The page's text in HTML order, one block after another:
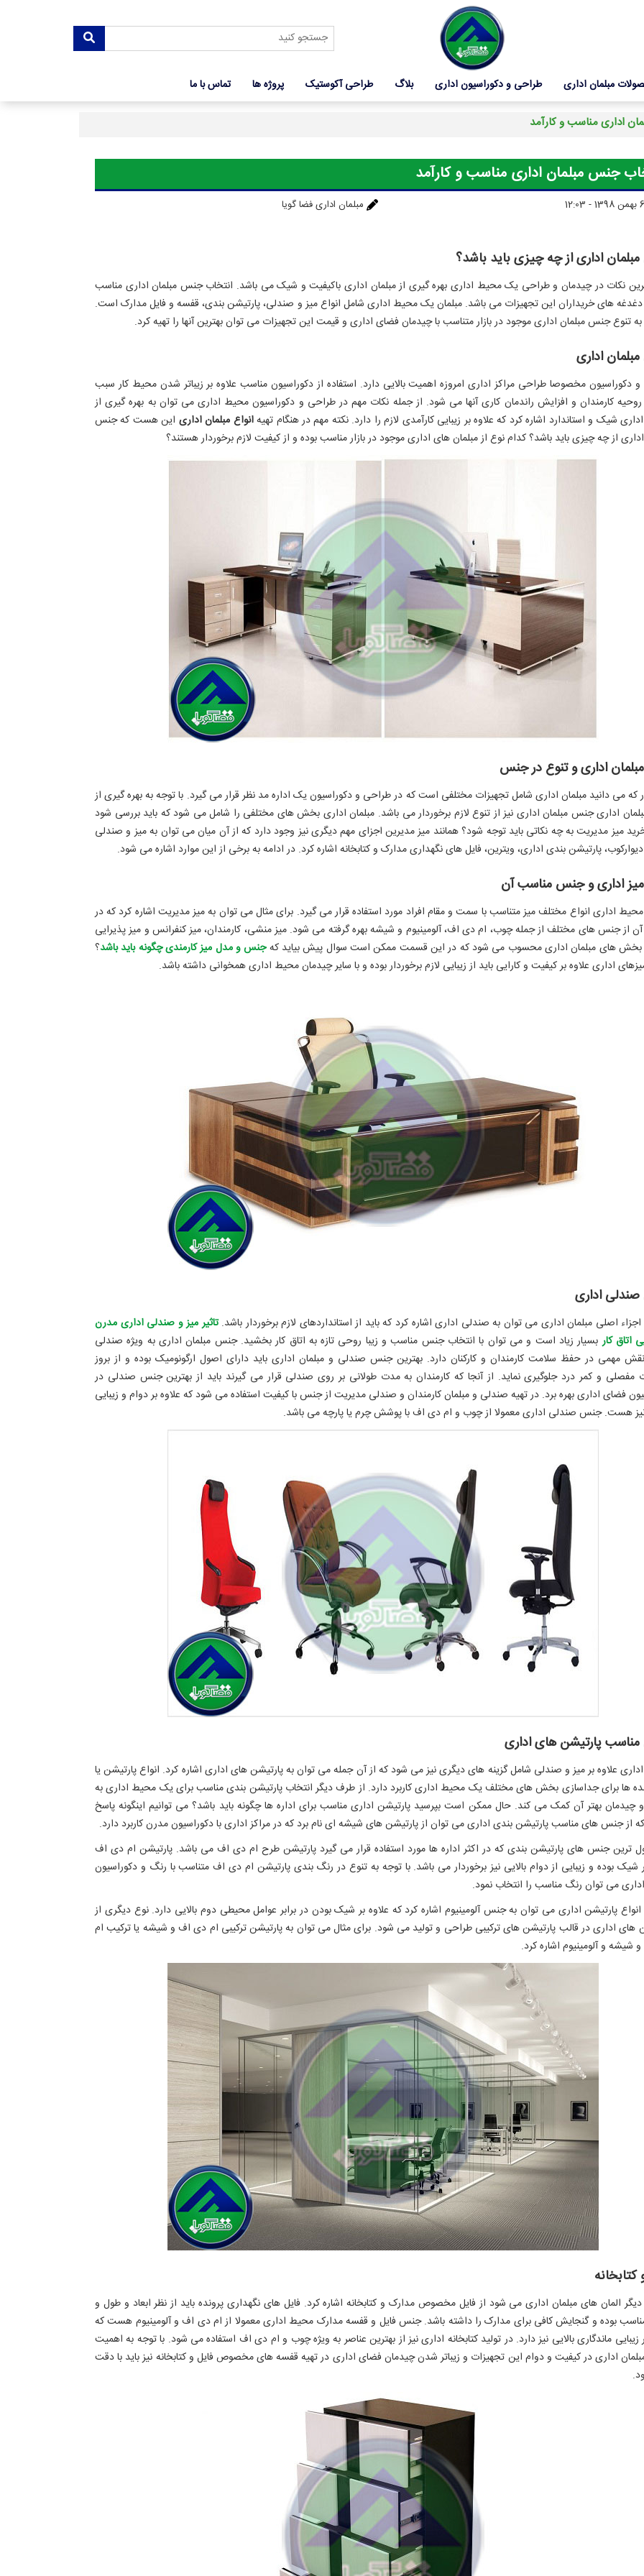
مبلمان اداری طراحی و دکوراسیون اداری بلاگ طراحی آکوستیک پروژه ها تماس با ما
اداری مناسب و کارآمد
جنس مبلمان اداری مناسب و کارآمد
مبلمان اداری فضا گویا
اداری از چه چیزی باید باشد؟
نکات در چیدمان و طراحی یک محیط اداری بهره گیری از مبلمان اداری باکیفیت و شیک می باشد. انتخاب جنس مبلمان اداری مناسب
های خریداران این تجهیزات می باشد. مبلمان یک محیط اداری شامل انواع میز و صندلی، پارتیشن بندی، قفسه و فایل مدارک است.
به تنوع جنس مبلمان اداری موجود در بازار متناسب با چیدمان فضای اداری و قیمت این تجهیزات می توان بهترین آنها را تهیه کرد.
اداری
دکوراسیون مخصوصا طراحی مراکز اداری امروزه اهمیت بالایی دارد. استفاده از دکوراسیون مناسب علاوه بر زیباتر شدن محیط کار سبب
کارمندان و افزایش راندمان کاری آنها می شود. از جمله نکات مهم در طراحی و دکوراسیون محیط اداری می توان به بهره گیری از
شیک و استاندارد اشاره کرد که علاوه بر زیبایی کارآمدی لازم را دارد. نکته مهم در هنگام تهیهانواع مبلمان اداری این هست که جنس
از چه چیزی باید باشد؟ کدام نوع از مبلمان های اداری موجود در بازار مناسب بوده و از کیفیت لازم برخوردار هستند؟
مبلمان اداری و تنوع در جنس
که می دانید مبلمان اداری شامل تجهیزات مختلفی است که در طراحی و دکوراسیون یک اداره مد نظر قرار می گیرد. با توجه به بهره گیری از
اداری جنس مبلمان اداری نیز از تنوع لازم برخوردار می باشد. مبلمان اداری بخش های مختلفی را شامل می شود که باید بررسی شود
میز مدیریت به چه نکاتی باید توجه شود؟ همانند میز مدیرین اجزای مهم دیگری نیز وجود دارد که از آن میان می توان به میز و صندلی
پارتیشن بندی اداری، ویترین، فایل های نگهداری مدارک و کتابخانه اشاره کرد. در ادامه به برخی از این موارد اشاره می شود.
میز اداری و جنس مناسب آن
اداری انواع مختلف میز متناسب با سمت و مقام افراد مورد استفاده قرار می گیرد. برای مثال می توان به میز مدیریت اشاره کرد که در
از جنس های مختلف از جمله چوب، ام دی اف، آلومینیوم و شیشه بهره گرفته می شود. میز منشی، کارمندان، میز کنفرانس و میز پذیرایی
بخش های مبلمان اداری محسوب می شود که در این قسمت ممکن است سوال پیش بیاید کهجنس و مدل میز کارمندی چگونه باید باشد؟
اداری علاوه بر کیفیت و کارایی باید از زیبایی لازم برخوردار بوده و با سایر چیدمان محیط اداری همخوانی داشته باشد.
اداری
اجزاء اصلی مبلمان اداری می توان به صندلی اداری اشاره کرد که باید از استانداردهای لازم برخوردار باشد.تاثیر میز و صندلی اداری مدرن
اتاق کاربسیار زیاد است و می توان با انتخاب جنس مناسب و زیبا روحی تازه به اتاق کار بخشید. جنس مبلمان اداری به ویژه صندلی
مهمی در حفظ سلامت کارمندان و کارکنان دارد. بهترین جنس صندلی و مبلمان اداری باید دارای اصول ارگونومیک بوده و از بروز
مفصلی و کمر درد جلوگیری نماید. از آنجا که کارمندان به مدت طولانی بر روی صندلی قرار می گیرند باید از بهترین جنس صندلی در
فضای اداری بهره برد. در تهیه صندلی و مبلمان کارمندان و صندلی مدیریت از جنس با کیفیت استفاده می شود که علاوه بر دوام و زیبایی
هست. جنس صندلی اداری معمولا از چوب و ام دی اف با پوشش چرم یا پارچه می باشد.
پارتیشن های اداری
علاوه بر میز و صندلی شامل گزینه های دیگری نیز می شود که از آن جمله می توان به پارتیشن های اداری اشاره کرد. انواع پارتیشن یا
ها برای جداسازی بخش های مختلف یک محیط اداری کاربرد دارد. از طرف دیگر انتخاب پارتیشن بندی مناسب برای یک محیط اداری به
و چیدمان بهتر آن کمک می کند. حال ممکن است بپرسید پارتیشن اداری مناسب برای اداره ها چگونه باید باشد؟ می توانیم اینگونه پاسخ
از جنس های مناسب پارتیشن بندی اداری می توان از پارتیشن های شیشه ای نام برد که در مراکز اداری با دکوراسیون مدرن کاربرد دارد.
ترین جنس های پارتیشن بندی که در اکثر اداره ها مورد استفاده قرار می گیرد پارتیشن طرح ام دی اف می باشد. پارتیشن ام دی اف
شیک بوده و زیبایی از دوام بالایی نیز برخوردار می باشد. با توجه به تنوع در رنگ بندی پارتیشن ام دی اف متناسب با رنگ و دکوراسیون
می توان رنگ مناسب را انتخاب نمود.
انواع پارتیشن اداری می توان به جنس آلومینیوم اشاره کرد که علاوه بر شیک بودن در برابر عوامل محیطی دوم بالایی دارد. نوع دیگری از
های اداری در قالب پارتیشن های ترکیبی طراحی و تولید می شود. برای مثال می توان به پارتیشن ترکیبی ام دی اف و شیشه یا ترکیب ام
شیشه و آلومینیوم اشاره کرد.
کتابخانه
المان های مبلمان اداری می شود از فایل مخصوص مدارک و کتابخانه اشاره کرد. فایل های نگهداری پرونده باید از نظر ابعاد و طول و
بوده و گنجایش کافی برای مدارک را داشته باشد. جنس فایل و قفسه مدارک محیط اداری معمولا از ام دی اف و آلومینیوم هست که
زیبایی ماندگاری بالایی نیز دارد. در تولید کتابخانه اداری نیز از بهترین عناصر به ویژه چوب و ام دی اف استفاده می شود. با توجه به اهمیت
اداری در کیفیت و دوام این تجهیزات و زیباتر شدن چیدمان فضای اداری در تهیه قفسه های مخصوص فایل و کتابخانه نیز باید با دقت